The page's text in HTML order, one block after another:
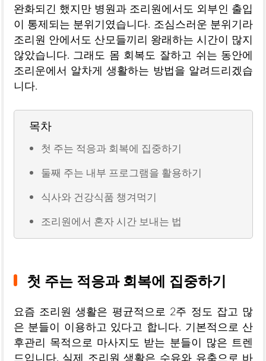
완화되긴 했지만 병원과 조리원에서도 외부인 출입
이 통제되는 분위기였습니다. 조심스러운 분위기라
조리원 안에서도 산모들끼리 왕래하는 시간이 많지
않았습니다. 그래도 몸 회복도 잘하고 쉬는 동안에
조리운에서 알차게 생활하는 방법을 알려드리겠습
니다.
목차
첫 주는 적응과 회복에 집중하기
둘째 주는 내부 프로그램을 활용하기
식사와 건강식품 챙겨먹기
조리원에서 혼자 시간 보내는 법
첫 주는 적응과 회복에 집중하기
요즘 조리원 생활은 평균적으로 2주 정도 잡고 많
은 분들이 이용하고 있다고 합니다. 기본적으로 산
후관리 목적으로 마사지도 받는 분들이 많은 트렌
드입니다. 실제 조리원 생활은 수유와 유축으로 바